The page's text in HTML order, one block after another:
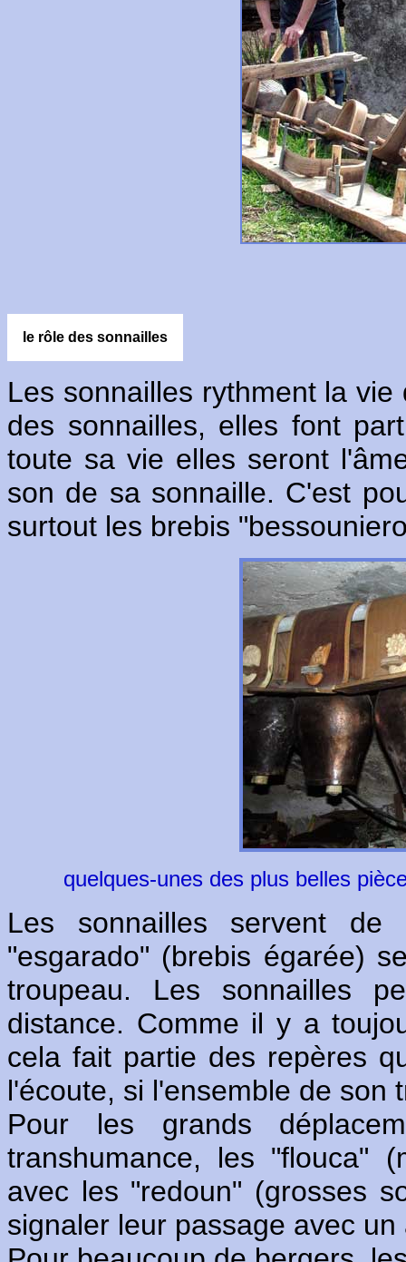
le rôle des sonnailles
Les sonnailles rythment la
des sonnailles, elles font
toute sa vie elles seront
son de sa sonnaille. C'est
surtout les brebis
quelques-unes des plus belles
Les sonnailles servent
"esgarado" (brebis égarée)
troupeau. Les sonnailles
distance. Comme il y a
cela fait partie des repères
l'écoute, si l'ensemble de son
Pour les grands
transhumance, les "flouca"
avec les "redoun" (grosses
signaler leur passage avec un